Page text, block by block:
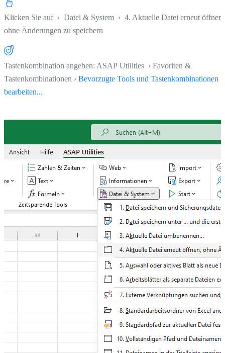
Klicken Sie auf › Datei & System › 4. Aktuelle Datei erneut öffnen,
ohne Änderungen zu speichern
Tastenkombination angeben: ASAP Utilities › Favoriten &
Tastenkombinationen › Bevorzugte Tools und Tastenkombinationen
bearbeiten...